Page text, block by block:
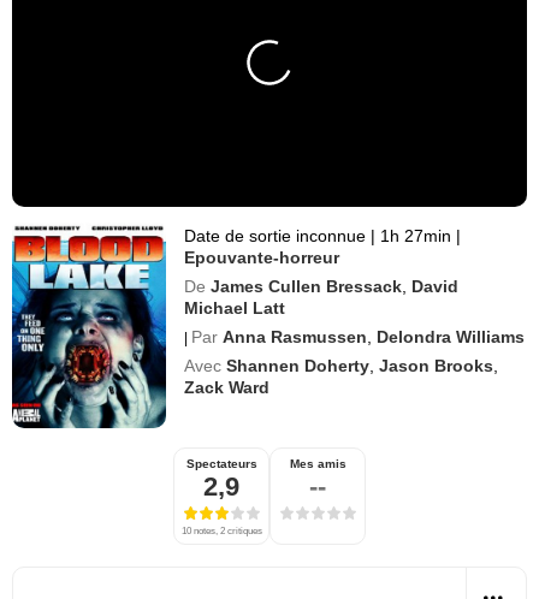
Date de sortie inconnue | 1h 27min |
Epouvante-horreur
De James Cullen Bressack David
Michael Latt
| Par Anna Rasmussen
Delondra Williams
Avec Shannen Doherty ,Jason Brooks
Zack Ward
Spectateurs
2,9
10 notes, 2 critiques
Mes amis
--